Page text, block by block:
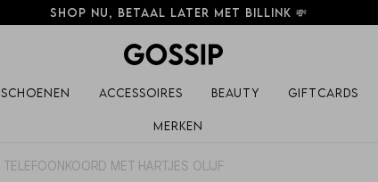
Shop nu, betaal later met Billink 💸
Schoenen Accessoires Beauty Giftcards
Merken
TELEFOONKOORD MET HARTJES OLIJF